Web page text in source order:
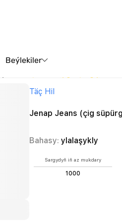
Beýlekiler
Täç Hil
Jenap Jeans (çig
Bahasy: ylalaşykly
Sargydyň iň az mukdary
1000